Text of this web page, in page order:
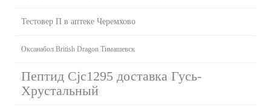
Тестовер П в аптеке Черемхово
Оксанабол British Dragon Тимашевск
Пептид Cjc1295 доставка Гусь-
Хрустальный